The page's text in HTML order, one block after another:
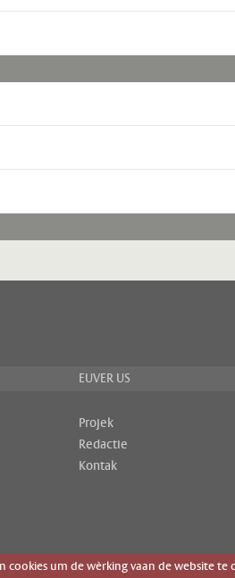
EUVER US
Projek
Redactie
Kontak
cookies um de wèrking vaan de website